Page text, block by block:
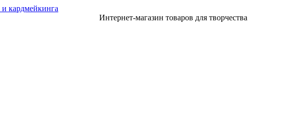
Интернет-магазин товаров для творчества